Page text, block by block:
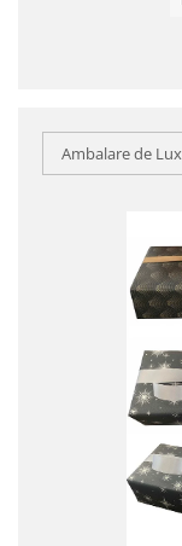
Ambalare de Lux